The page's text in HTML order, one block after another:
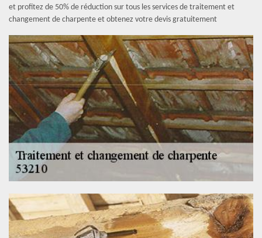
et profitez de 50% de réduction sur tous les services de traitement et
changement de charpente et obtenez votre devis gratuitement